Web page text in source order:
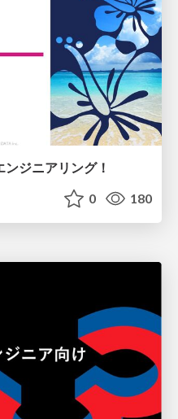
ジニアリング！
0 180